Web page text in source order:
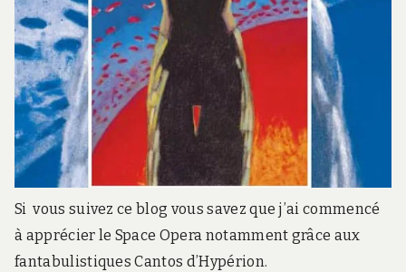
Si vous suivez ce blog vous savez que j’ai commencé
à apprécier le Space Opera notamment grâce aux
fantabulistiques Cantos d’Hypérion.